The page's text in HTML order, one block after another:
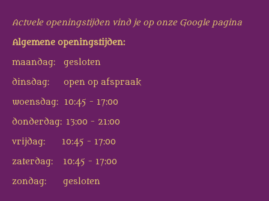
Actuele openingstijden vind je op onze Google pagina
Algemene openingstijden:
maandag: gesloten
dinsdag: open op afspraak
woensdag: 10:45 - 17:00
donderdag: 13:00 - 21:00
vrijdag: 10:45 - 17:00
zaterdag: 10:45 - 17:00
zondag: gesloten